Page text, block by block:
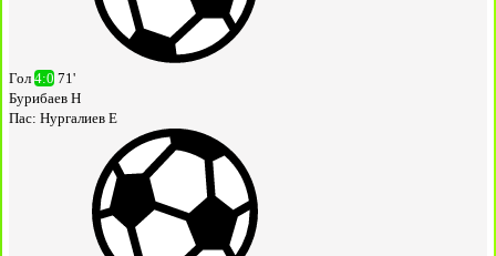
Гол 4:0 71'
Бурибаев Н
Пас: Нургалиев Е